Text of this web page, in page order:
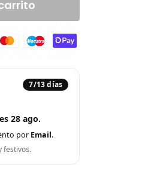
7/13 días
28 ago.
por Email.
festivos.